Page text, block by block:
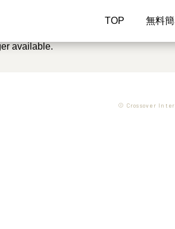
TOP 無料
available.
© Crossover